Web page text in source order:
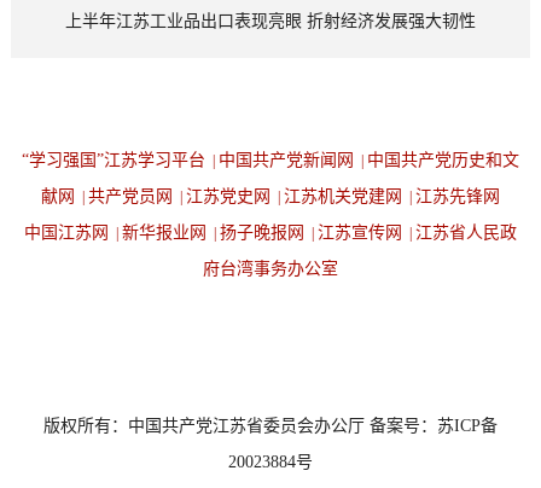
上半年江苏工业品出口表现亮眼 折射经济发展强大韧性
“学习强国”江苏学习平台 中国共产党新闻网
中国共产党历史和文
献网
共产党员网 江苏党史网 江苏机关党建网
江苏先锋网
中国江苏网
新华报业网 扬子晚报网 江苏宣传网
江苏省人民政
府台湾事务办公室
版权所有：中国共产党江苏省委员会办公厅 备案号：苏ICP备
20023884号